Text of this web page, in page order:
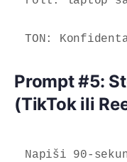
TON:
Prompt #5:
(TikTok ili
Napiši 90-